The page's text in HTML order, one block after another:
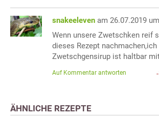
snakeeleven am 26.07.2019
Wenn unsere Zwetschken reif
dieses Rezept
Zwetschgensirup ist haltbar
-
Auf Kommentar antworten
ÄHNLICHE REZEPTE